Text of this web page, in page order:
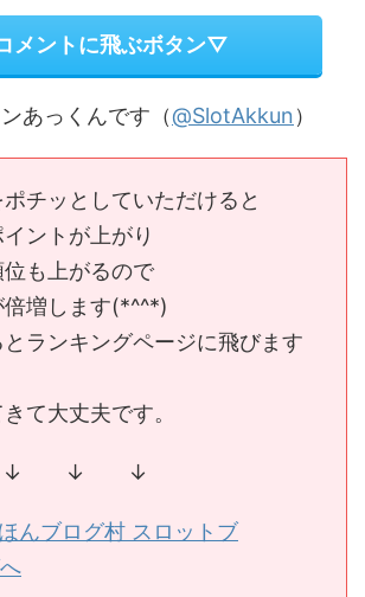
メントに飛ぶボタン▽
あっくんです（@SlotAkkun）
チッとしていただけると
ントが上がり
も上がるので
増します(*^^*)
ランキングページに飛びます
て大丈夫です。
↓ ↓